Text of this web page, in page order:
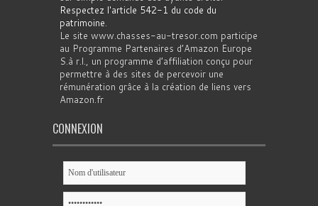
Respectez l'article 542-1 du code du
patrimoine.
Le site www.chasses-au-tresor.com participe
au Programme Partenaires d’Amazon Europe
S.à r.l., un programme d’affiliation conçu pour
permettre à des sites de percevoir une
rémunération grâce à la création de liens vers
Amazon.fr
CONNEXION